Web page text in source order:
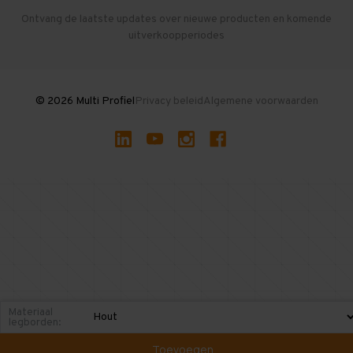
Gebruikte entresolvloeren
Ontvang de laatste updates over nieuwe producten en komende
uitverkoopperiodes
© 2026 Multi ProfielPrivacy beleidAlgemene voorwaarden
Materiaal
legborden:
Toevoegen